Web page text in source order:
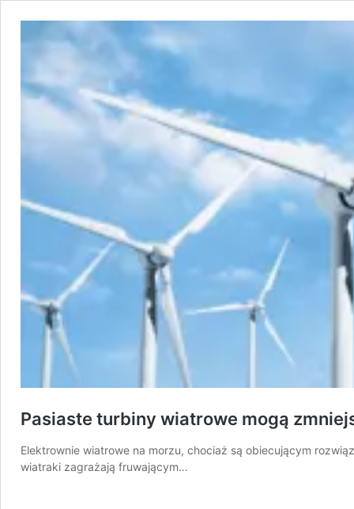
Pasiaste turbiny wiatrowe mogą
Elektrownie wiatrowe na morzu, chociaż są obiecującym
wiatraki zagrażają fruwającym…